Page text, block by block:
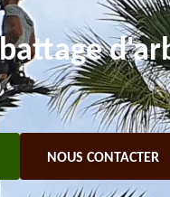
NOUS CONTACTER